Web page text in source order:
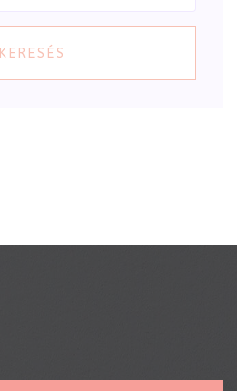
KERESÉS